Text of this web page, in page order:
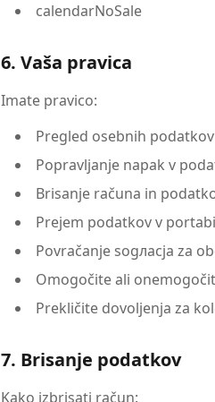
calendarNoSale
6. Vaša pravica
Imate pravico:
Pregled osebnih podatkov
Popravljanje napak v
Brisanje računa in
Prejem podatkov v
Povračanje sogласјa za
Omogočite ali
Prekličite dovoljenja za
7. Brisanje podatkov
Kako izbrisati račun: